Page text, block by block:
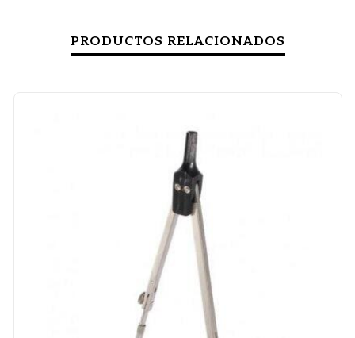
PRODUCTOS RELACIONADOS